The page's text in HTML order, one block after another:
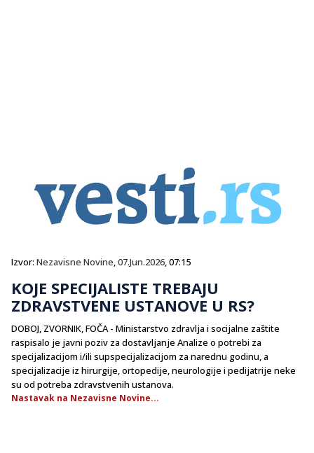
Izvor: Nezavisne Novine,07.Jun.2026, 07:15
KOJE SPECIJALISTE TREBAJU
ZDRAVSTVENE USTANOVE U RS?
DOBOJ, ZVORNIK, FOČA - Ministarstvo zdravlja i socijalne zaštite
raspisalo je javni poziv za dostavljanje Analize o potrebi za
specijalizacijom i/ili supspecijalizacijom za narednu godinu, a
specijalizacije iz hirurgije, ortopedije, neurologije i pedijatrije neke
su od potreba zdravstvenih ustanova.
Nastavak na Nezavisne Novine...